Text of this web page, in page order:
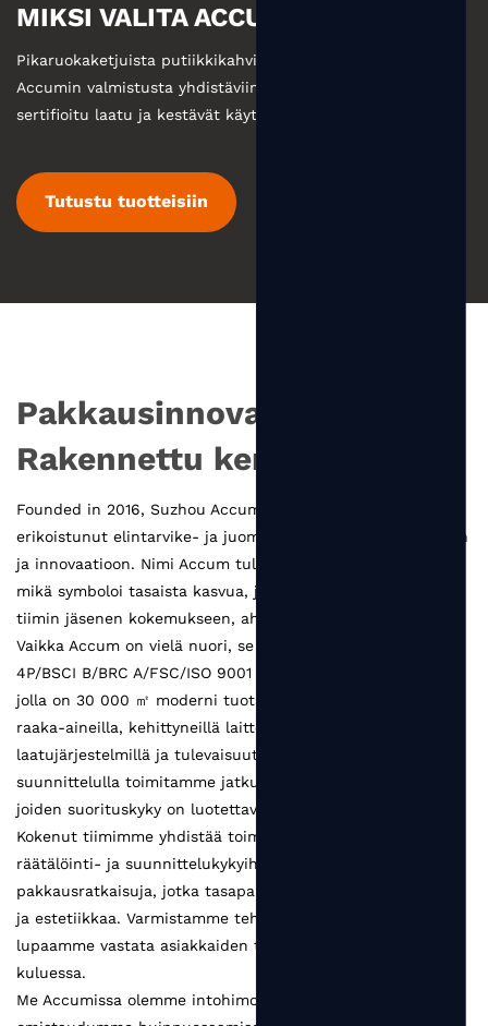
MIKSI VALITA ACCUM
Pikaruokaketjuista putiikkikahviin yritykset valitsevat
Accumin valmistusta yhdistäviin pakkauksiin vahvuus,
sertifioitu laatu ja kestävät käytännöt.
Tutustu tuotteisiin
Pakkausinnovaatiot
Rakennettu kertymiseen
Founded in 2016, Suzhou Accum Packaging Co., Ltd. on
erikoistunut elintarvike- ja juomapakkausten valmistukseen
ja innovaatioon. Nimi Accum tulee sanasta kerääminen,
mikä symboloi tasaista kasvua, joka perustuu jokaisen
tiimin jäsenen kokemukseen, ahkeruuteen ja viisauteen.
Vaikka Accum on vielä nuori, se on kehittynyt SEDEX
4P/BSCI B/BRC A/FSC/ISO 9001 -sertifioiduksi tehtaaksi,
jolla on 30 000 ㎡ moderni tuotantolaitos. Luotettavilla
raaka-aineilla, kehittyneillä laitteilla, tiukoilla
laatujärjestelmillä ja tulevaisuuteen suuntautuneella
suunnittelulla toimitamme jatkuvasti pakkaustuotteita,
joiden suorituskyky on luotettava ja laadukas.
Kokenut tiimimme yhdistää toimialaosaamisen vahvoihin
räätälöinti- ja suunnittelukykyihin, Luomme
pakkausratkaisuja, jotka tasapainottavat toiminnallisuutta
ja estetiikkaa. Varmistamme tehokkaan viestinnän ja
lupaamme vastata asiakkaiden tarpeisiin 48 tunnin
kuluessa.
Me Accumissa olemme intohimoisia pakkaamiseen ja